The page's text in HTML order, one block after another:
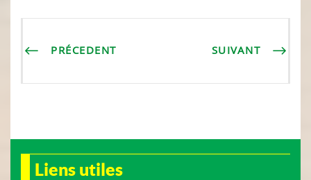
PRÉCEDENT SUIVANT
Liens utiles